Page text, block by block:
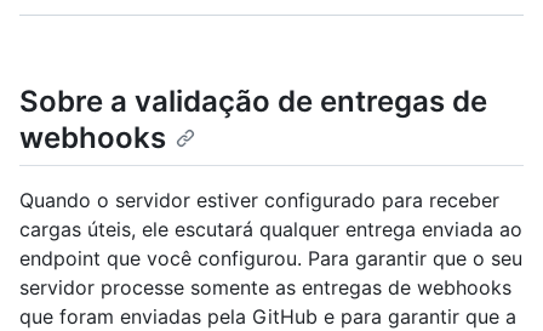
Sobre a validação de entregas de
webhooks
Quando o servidor estiver configurado para receber
cargas úteis, ele escutará qualquer entrega enviada ao
endpoint que você configurou. Para garantir que o seu
servidor processe somente as entregas de webhooks
que foram enviadas pela GitHub e para garantir que a